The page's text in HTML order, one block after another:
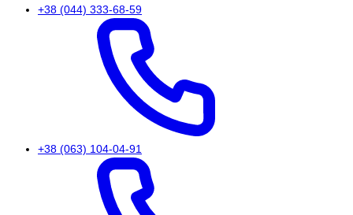
+38 (044) 333-68-59
+38 (063) 104-04-91